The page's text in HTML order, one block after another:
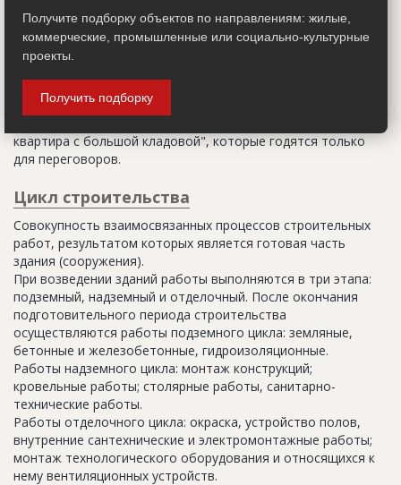
Настоящим строительным адресом можно считать адрес,
указанный в правоустанавливающих документах. Иногда
должен присутствовать официальный строительный адрес,
квартира с большой кладовой", которые годятся только
для переговоров.
Цикл строительства
Совокупность взаимосвязанных процессов строительных
работ, результатом которых является готовая часть
здания (сооружения).
При возведении зданий работы выполняются в три этапа:
подземный, надземный и отделочный. После окончания
подготовительного периода строительства
осуществляются работы подземного цикла: земляные,
бетонные и железобетонные, гидроизоляционные.
Работы надземного цикла: монтаж конструкций;
кровельные работы; столярные работы, санитарно-
технические работы.
Работы отделочного цикла: окраска, устройство полов,
внутренние сантехнические и электромонтажные работы;
монтаж технологического оборудования и относящихся к
нему вентиляционных устройств.
Получите подборку объектов по направлениям: жилые,
коммерческие, промышленные или социально-культурные
проекты.
Получить подборку